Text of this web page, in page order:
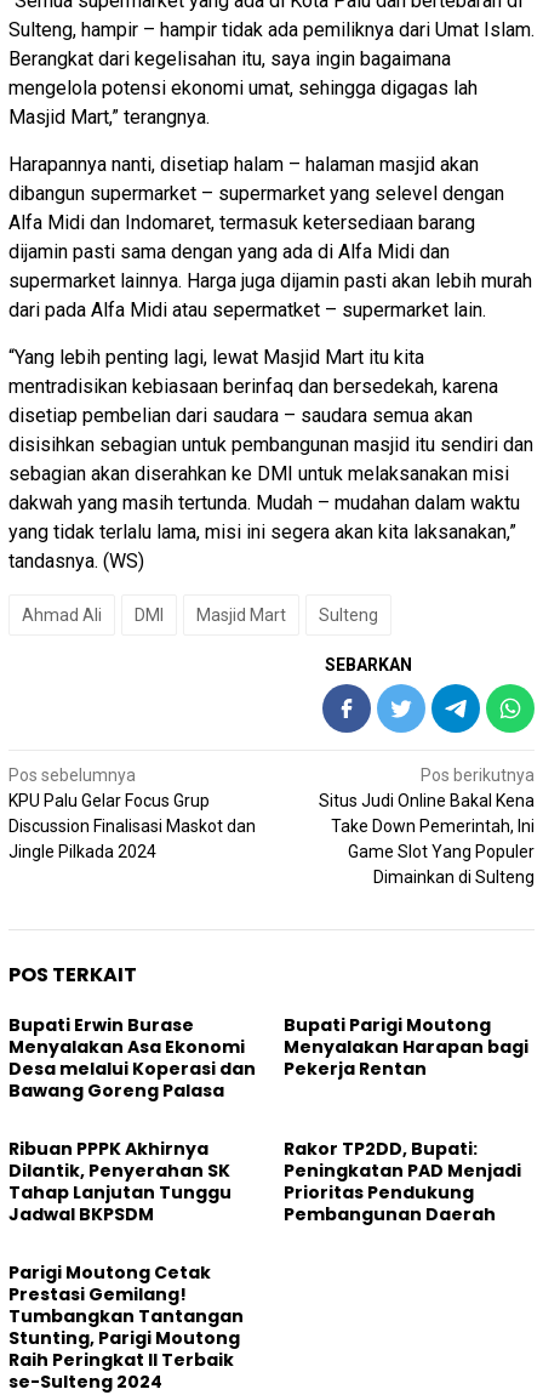
Sulteng, hampir – hampir tidak ada pemiliknya dari Umat Islam.
Berangkat dari kegelisahan itu, saya ingin bagaimana
mengelola potensi ekonomi umat, sehingga digagas lah
Masjid Mart,” terangnya.
Harapannya nanti, disetiap halam – halaman masjid akan
dibangun supermarket – supermarket yang selevel dengan
Alfa Midi dan Indomaret, termasuk ketersediaan barang
dijamin pasti sama dengan yang ada di Alfa Midi dan
supermarket lainnya. Harga juga dijamin pasti akan lebih murah
dari pada Alfa Midi atau sepermatket – supermarket lain.
“Yang lebih penting lagi, lewat Masjid Mart itu kita
mentradisikan kebiasaan berinfaq dan bersedekah, karena
disetiap pembelian dari saudara – saudara semua akan
disisihkan sebagian untuk pembangunan masjid itu sendiri dan
sebagian akan diserahkan ke DMI untuk melaksanakan misi
dakwah yang masih tertunda. Mudah – mudahan dalam waktu
yang tidak terlalu lama, misi ini segera akan kita laksanakan,”
tandasnya. (WS)
Ahmad Ali DMI Masjid Mart Sulteng
SEBARKAN
Navigasi
pos
Pos sebelumnya
KPU Palu Gelar Focus Grup
Discussion Finalisasi Maskot dan
Jingle Pilkada 2024
Pos berikutnya
Situs Judi Online Bakal Kena
Take Down Pemerintah, Ini
Game Slot Yang Populer
Dimainkan di Sulteng
POS TERKAIT
Bupati Erwin Burase
Menyalakan Asa Ekonomi
Desa melalui Koperasi dan
Bawang Goreng Palasa
Bupati Parigi Moutong
Menyalakan Harapan bagi
Pekerja Rentan
Ribuan PPPK Akhirnya
Dilantik, Penyerahan SK
Tahap Lanjutan Tunggu
Jadwal BKPSDM
Rakor TP2DD, Bupati:
Peningkatan PAD Menjadi
Prioritas Pendukung
Pembangunan Daerah
Parigi Moutong Cetak
Prestasi Gemilang!
Tumbangkan Tantangan
Stunting, Parigi Moutong
Raih Peringkat II Terbaik
se-Sulteng 2024